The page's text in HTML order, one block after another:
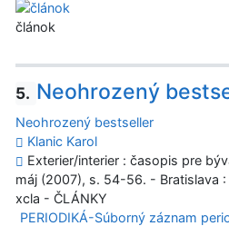
článok
5. Neohrozený
Neohrozený bestseller
Klanic Karol
Exterier/interier : časopis pre
máj (2007), s. 54-56. - Bratislava :
xcla - ČLÁNKY
PERIODIKÁ-Súborný záznam